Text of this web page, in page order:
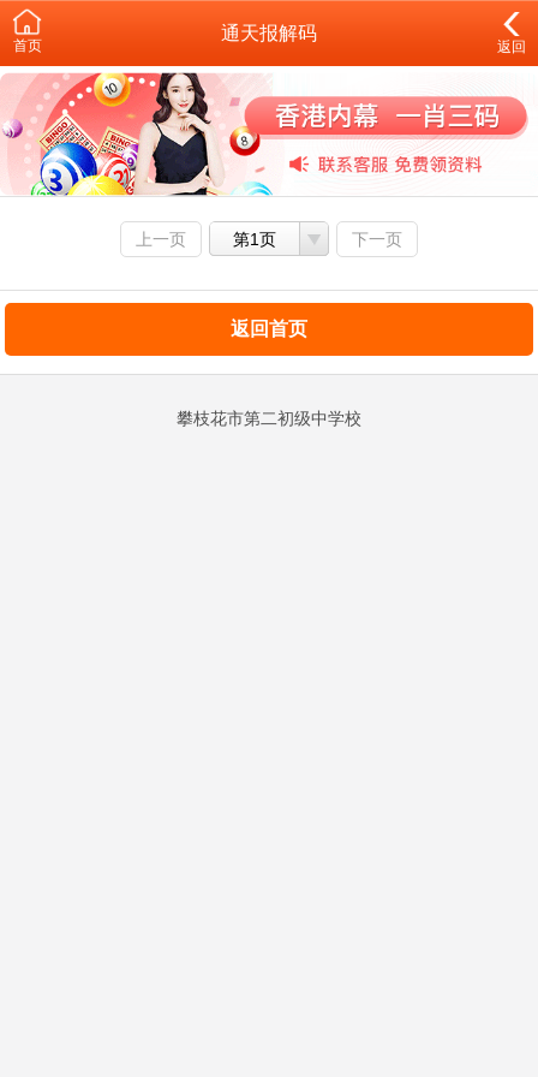
首页
通天报解码
返回
上一页 第1页 下一页
返回首页
攀枝花市第二初级中学校